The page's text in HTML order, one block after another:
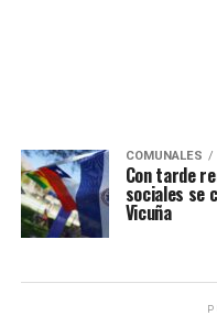
COMUNALES
Con tarde
sociales se
Vicuña